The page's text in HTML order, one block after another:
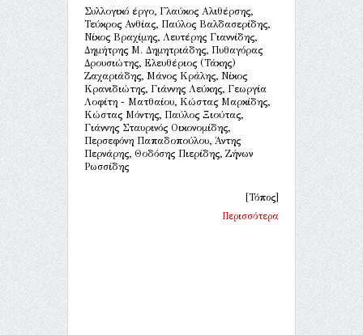
Συλλογικό έργο, Γλαύκος Αλιθέρσης,
Τεύκρος Ανθίας, Παύλος Βαλδασερίδης,
Νίκος Βραχίμης, Λευτέρης Γιαννίδης,
Δημήτρης Μ. Δημητριάδης, Πυθαγόρας
Δρουσιώτης, Ελευθέριος (Τάκης)
Ζαχαριάδης, Μάνος Κράλης, Νίκος
Κρανιδιώτης, Γιάννης Λεύκης, Γεωργία
Λοφίτη - Ματθαίου, Κώστας Μαρκίδης,
Κώστας Μόντης, Παύλος Ξιούτας,
Γιάννης Σταυρινός Οικονομίδης,
Περσεφόνη Παπαδοπούλου, Άντης
Περνάρης, Θοδόσης Πιερίδης, Ζήνων
Ρωσσίδης
[Τόπος]
Περισσότερα